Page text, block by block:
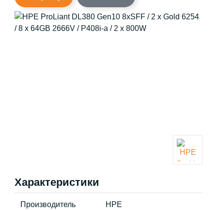
Характеристики
Производитель HPE